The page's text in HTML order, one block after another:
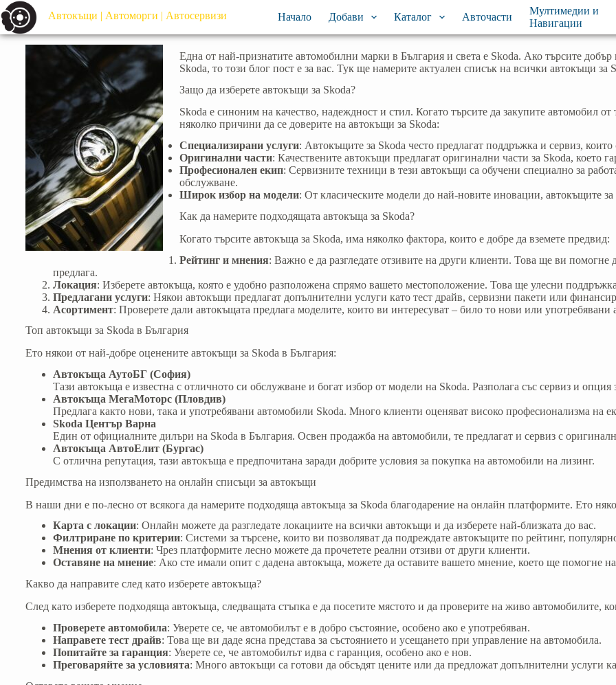
Автокъщи | Автоморги | Автосервизи Начало Добави Каталог Авточасти
Мултимедии и
Навигации
Една от най-признатите автомобилни марки в България и света е Skoda. Ако търсите
Skoda, то този блог пост е за вас. Тук ще намерите актуален списък на всички автокъщи
Защо да изберете автокъщи за Skoda?
Skoda е синоним на качество, надеждност и стил. Когато търсите да закупите автомобил
няколко причини да се доверите на автокъщи за Skoda:
Специализирани услуги: Автокъщите за Skoda често предлагат поддръжка и сервиз,
Оригинални части: Качествените автокъщи предлагат оригинални части за Skoda, което
Професионален екип: Сервизните техници в тези автокъщи са обучени специално за
обслужване.
Широк избор на модели: От класическите модели до най-новите иновации, автокъщите
Как да намерите подходящата автокъща за Skoda?
Когато търсите автокъща за Skoda, има няколко фактора, които е добре да вземете предвид:
Рейтинг и мнения: Важно е да разгледате отзивите на други клиенти. Това ще ви помогне
предлага.
Локация: Изберете автокъща, която е удобно разположена спрямо вашето местоположение. Това ще улесни
Предлагани услуги: Някои автокъщи предлагат допълнителни услуги като тест драйв, сервизни пакети или
Асортимент: Проверете дали автокъщата предлага моделите, които ви интересуват – било то нови или употребявани
Топ автокъщи за Skoda в България
Ето някои от най-добре оценените автокъщи за Skoda в България:
Автокъща АутоБГ (София)
Тази автокъща е известна с отличното си обслужване и богат избор от модели на Skoda. Разполага със сервиз и опция
Автокъща МегаМоторс (Пловдив)
Предлага както нови, така и употребявани автомобили Skoda. Много клиенти оценяват високо професионализма на
Skoda Център Варна
Един от официалните дилъри на Skoda в България. Освен продажба на автомобили, те предлагат и сервиз с
Автокъща АвтоЕлит (Бургас)
С отлична репутация, тази автокъща е предпочитана заради добрите условия за покупка на автомобили на лизинг.
Предимства на използването на онлайн списъци за автокъщи
В наши дни е по-лесно от всякога да намерите подходяща автокъща за Skoda благодарение на онлайн платформите. Ето
Карта с локации: Онлайн можете да разгледате локациите на всички автокъщи и да изберете най-близката до вас.
Филтриране по критерии: Системи за търсене, които ви позволяват да подреждате автокъщите по рейтинг,
Мнения от клиенти: Чрез платформите лесно можете да прочетете реални отзиви от други клиенти.
Оставяне на мнение: Ако сте имали опит с дадена автокъща, можете да оставите вашето мнение, което ще помогне
Какво да направите след като изберете автокъща?
След като изберете подходяща автокъща, следващата стъпка е да посетите мястото и да проверите на живо автомобилите,
Проверете автомобила: Уверете се, че автомобилът е в добро състояние, особено ако е употребяван.
Направете тест драйв: Това ще ви даде ясна представа за състоянието и усещането при управление на автомобила.
Попитайте за гаранция: Уверете се, че автомобилът идва с гаранция, особено ако е нов.
Преговаряйте за условията: Много автокъщи са готови да обсъдят цените или да предложат допълнителни услуги